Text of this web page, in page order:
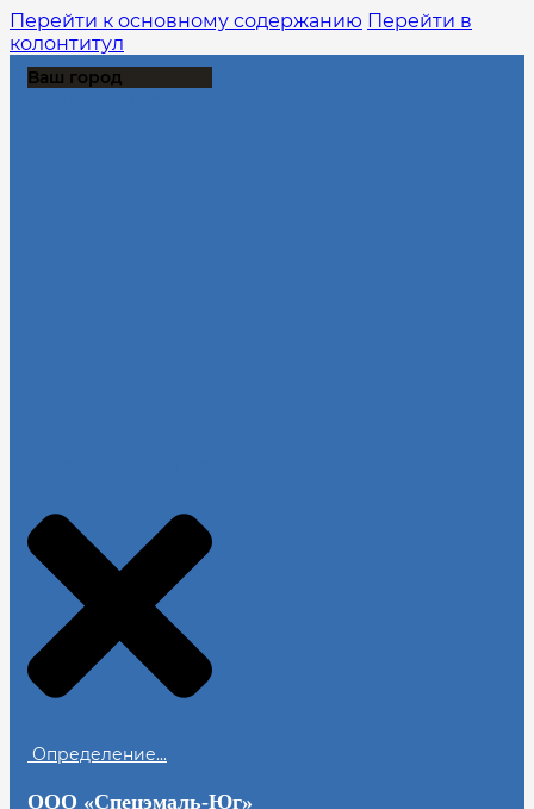
Перейти к основному содержанию Перейти в
колонтитул
Ваш город
Определение...
ООО «Спецэмаль-Юг»